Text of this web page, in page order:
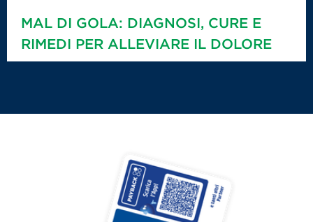
MAL DI GOLA: DIAGNOSI, CURE E
RIMEDI PER ALLEVIARE IL DOLORE